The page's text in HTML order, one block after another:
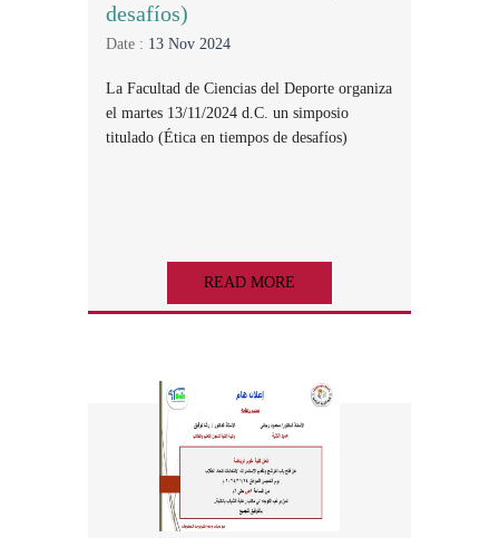
desafíos)
Date : 13 Nov 2024
La Facultad de Ciencias del Deporte organiza
el martes 13/11/2024 d.C. un simposio
titulado (Ética en tiempos de desafíos)
READ MORE